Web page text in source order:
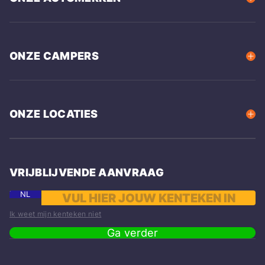
ONZE CAMPERS
ONZE LOCATIES
VRIJBLIJVENDE AANVRAAG
NL
Ik weet mijn kenteken niet
Ga verder